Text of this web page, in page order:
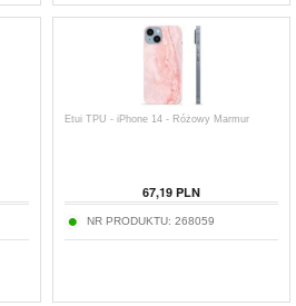
Etui TPU - iPhone 14 - Różowy Marmur
67,19 PLN
NR PRODUKTU: 268059